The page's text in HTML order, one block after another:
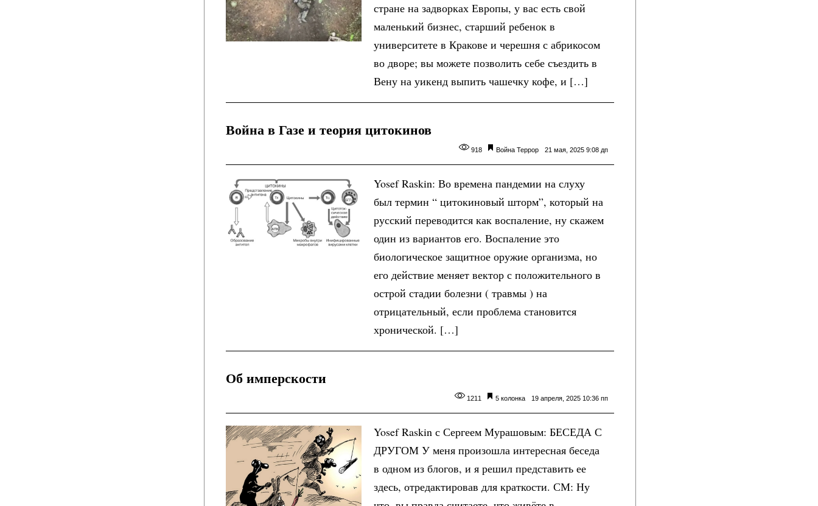
стране на задворках Европы, у вас есть свой
маленький бизнес, старший ребенок в
университете в Кракове и черешня с абрикосом
во дворе; вы можете позволить себе съездить в
Вену на уикенд выпить чашечку кофе, и […]
Война в Газе и теория цитокинов
21 мая, 2025 9:08 дп
Война Террор
918
Yosef Raskin: Во времена пандемии на слуху
был термин “ цитокиновый шторм”, который на
русский переводится как воспаление, ну скажем
один из вариантов его. Воспаление это
биологическое защитное оружие организма, но
его действие меняет вектор с положительного в
острой стадии болезни ( травмы ) на
отрицательный, если проблема становится
хронической. […]
Об имперскости
19 апреля, 2025 10:36 пп
5 колонка
1211
Yosef Raskin с Сергеем Мурашовым: БЕСЕДА С
ДРУГОМ У меня произошла интересная беседа
в одном из блогов, и я решил представить ее
здесь, отредактировав для краткости. СМ: Ну